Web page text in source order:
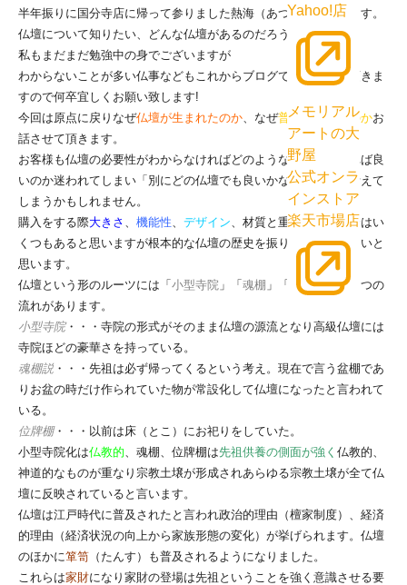
Yahoo!店
メモリアル
アートの大
野屋
公式オンラ
インストア
楽天市場店
半年振りに国分寺店に帰って参りました熱海（あつみ）と申します。
仏壇について知りたい、どんな仏壇があるのだろうか・・・
私もまだまだ勉強中の身でございますが
わからないことが多い仏事などもこれからブログで更新させて頂きま
すので何卒宜しくお願い致します!
今回は原点に戻りなぜ仏壇が生まれたのか、なぜ普及し始めたのかお
話させて頂きます。
お客様も仏壇の必要性がわからなければどのような物を購入すれば良
いのか迷われてしまい「別にどの仏壇でも良いかな・・・」と考えて
しまうかもしれません。
購入をする際大きさ 、 機能性、 デザイン、材質と重点視する部分はい
くつもあると思いますが根本的な仏壇の歴史を振り返っていきたいと
思います。
仏壇という形のルーツには「 小型寺院 」「 魂棚 」「 位牌棚」の３つの
流れがあります。
小型寺院・・・寺院の形式がそのまま仏壇の源流となり高級仏壇には
寺院ほどの豪華さを持っている。
魂棚説 ・・・先祖は必ず帰ってくるという考え。現在で言う盆棚であ
りお盆の時だけ作られていた物が常設化して仏壇になったと言われて
いる。
位牌棚・・・以前は床（とこ）にお祀りをしていた。
小型寺院化は仏教的、魂棚、位牌棚は先祖供養の側面が強く 仏教的、
神道的なものが重なり宗教土壌が形成されあらゆる宗教土壌が全て仏
壇に反映されていると言います。
仏壇は江戸時代に普及されたと言われ政治的理由（檀家制度）、経済
的理由（経済状況の向上から家族形態の変化）が挙げられます。仏壇
のほかに箪笥 （たんす）も普及されるようになりました。
これらは家財になり家財の登場は先祖ということを強く意識させる要